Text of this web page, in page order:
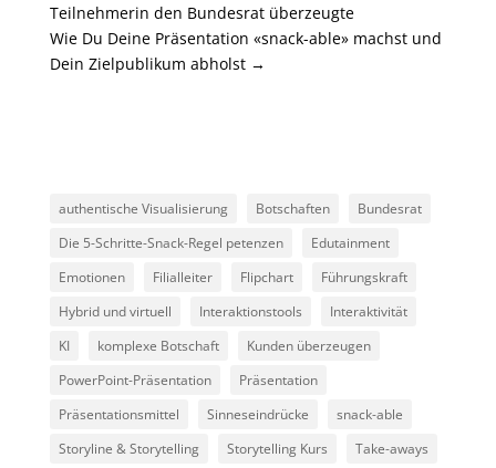
Teilnehmerin den Bundesrat überzeugte
Wie Du Deine Präsentation «snack-able» machst und
Dein Zielpublikum abholst→
authentische Visualisierung Botschaften
Bundesrat
Die 5-Schritte-Snack-Regel petenzen
Edutainment
Emotionen
Filialleiter Flipchart
Führungskraft
Hybrid und virtuell
Interaktionstools
Interaktivität
KI
komplexe Botschaft
Kunden überzeugen
PowerPoint-Präsentation
Präsentation
Präsentationsmittel
Sinneseindrücke
snack-able
Storyline & Storytelling
Storytelling Kurs
Take-aways